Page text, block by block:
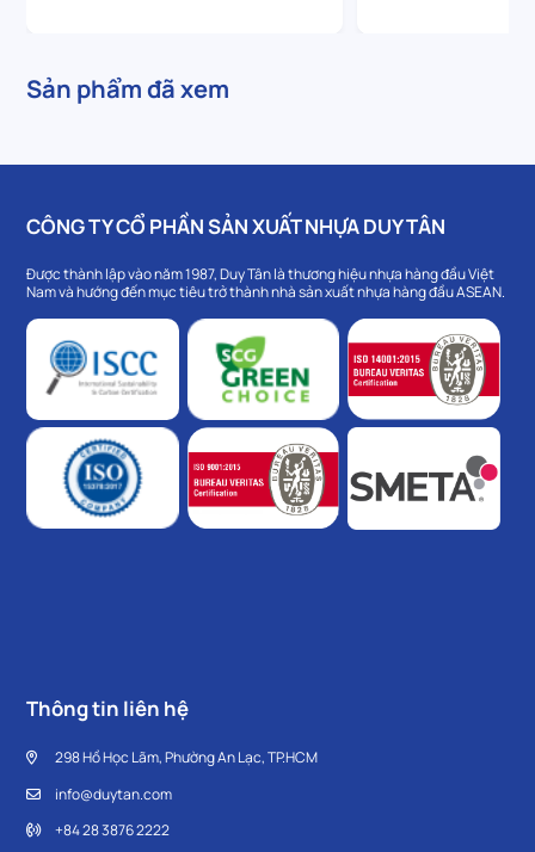
Sản phẩm đã xem
CÔNG TY CỔ PHẦN SẢN XUẤT NHỰA DUY TÂN
Được thành lập vào năm 1987, Duy Tân là thương hiệu nhựa hàng đầu Việt
Nam và hướng đến mục tiêu trở thành nhà sản xuất nhựa hàng đầu ASEAN.
Thông tin liên hệ
298 Hồ Học Lãm, Phường An Lạc, TP.HCM
info@duytan.com
+84 28 3876 2222